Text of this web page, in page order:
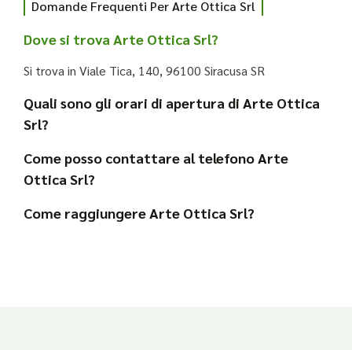
Domande Frequenti Per Arte Ottica Srl
Dove si trova Arte Ottica Srl?
Si trova in Viale Tica, 140, 96100 Siracusa SR
Quali sono gli orari di apertura di Arte Ottica
Srl?
Come posso contattare al telefono Arte
Ottica Srl?
Come raggiungere Arte Ottica Srl?